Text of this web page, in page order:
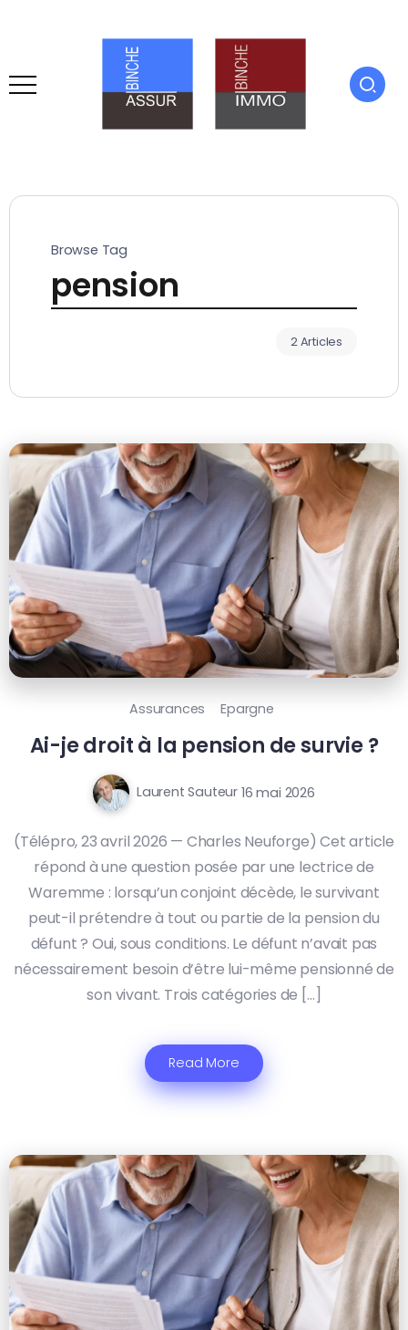
Browse Tag
pension
2 Articles
Assurances Epargne
Ai-je droit à la pension de survie ?
Laurent Sauteur 16 mai 2026
(Télépro, 23 avril 2026 — Charles Neuforge) Cet article
répond à une question posée par une lectrice de
Waremme : lorsqu’un conjoint décède, le survivant
peut-il prétendre à tout ou partie de la pension du
défunt ? Oui, sous conditions. Le défunt n’avait pas
nécessairement besoin d’être lui-même pensionné de
son vivant. Trois catégories de […]
Read More